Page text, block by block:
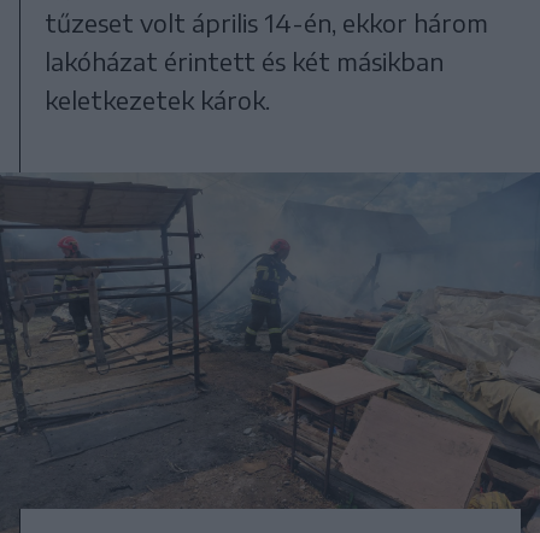
tűzeset volt április 14-én, ekkor három
lakóházat érintett és két másikban
keletkezetek károk.